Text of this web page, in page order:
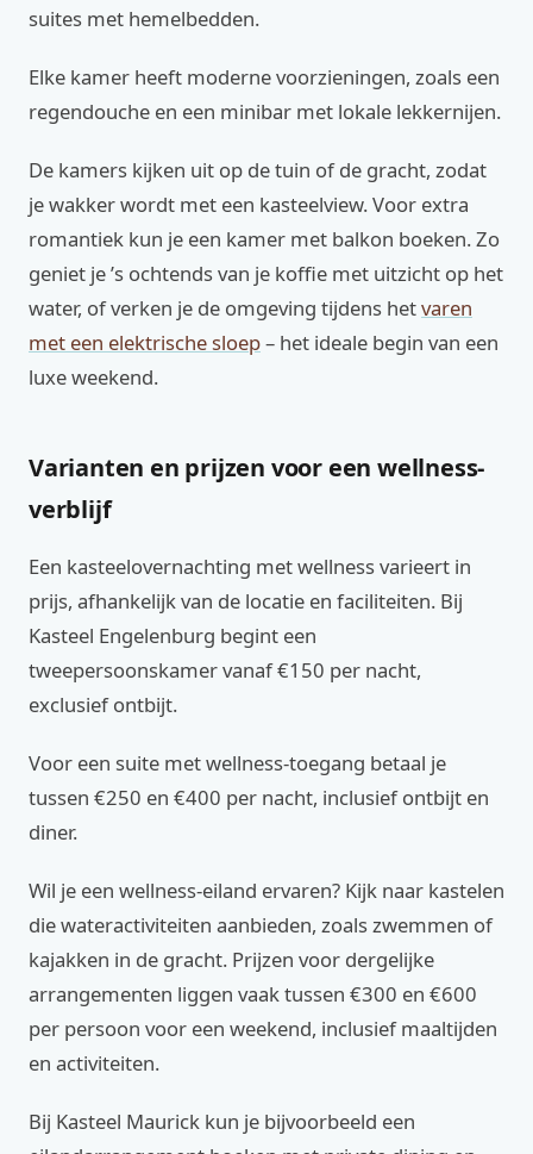
suites met hemelbedden.
Elke kamer heeft moderne voorzieningen, zoals een
regendouche en een minibar met lokale lekkernijen.
De kamers kijken uit op de tuin of de gracht, zodat
je wakker wordt met een kasteelview. Voor extra
romantiek kun je een kamer met balkon boeken. Zo
geniet je ’s ochtends van je koffie met uitzicht op het
water, of verken je de omgeving tijdens hetvaren
met een elektrische sloep– het ideale begin van een
luxe weekend.
Varianten en prijzen voor een wellness-
verblijf
Een kasteelovernachting met wellness varieert in
prijs, afhankelijk van de locatie en faciliteiten. Bij
Kasteel Engelenburg begint een
tweepersoonskamer vanaf €150 per nacht,
exclusief ontbijt.
Voor een suite met wellness-toegang betaal je
tussen €250 en €400 per nacht, inclusief ontbijt en
diner.
Wil je een wellness-eiland ervaren? Kijk naar kastelen
die wateractiviteiten aanbieden, zoals zwemmen of
kajakken in de gracht. Prijzen voor dergelijke
arrangementen liggen vaak tussen €300 en €600
per persoon voor een weekend, inclusief maaltijden
en activiteiten.
Bij Kasteel Maurick kun je bijvoorbeeld een